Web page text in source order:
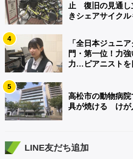
止 復旧の見通
きシェアサイクル
4
「全日本ジュニ
門・第一位！力
力…ピアニストを
5
高松市の動物病
具が焼ける けが
LINE友だち追加